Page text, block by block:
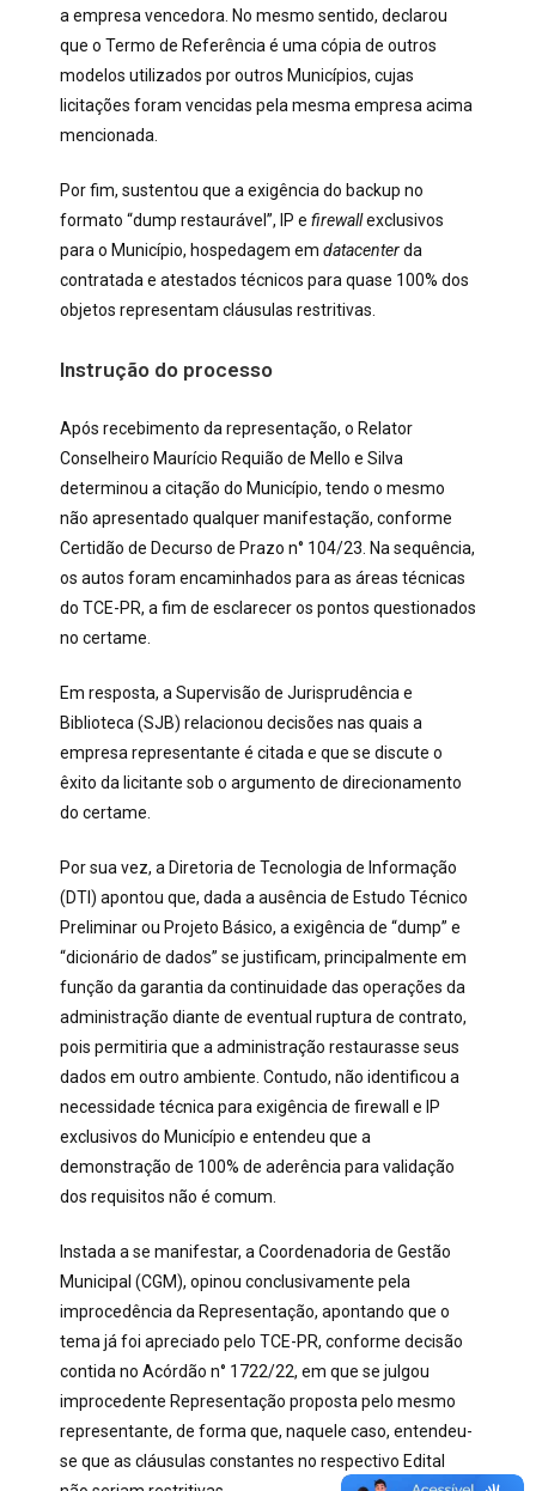
a empresa vencedora. No mesmo sentido, declarou
que o Termo de Referência é uma cópia de outros
modelos utilizados por outros Municípios, cujas
licitações foram vencidas pela mesma empresa acima
mencionada.
Por fim, sustentou que a exigência do backup no
formato “dump restaurável”, IP e firewallexclusivos
para o Município, hospedagem em datacenterda
contratada e atestados técnicos para quase 100% dos
objetos representam cláusulas restritivas.
Instrução do processo
Após recebimento da representação, o Relator
Conselheiro Maurício Requião de Mello e Silva
determinou a citação do Município, tendo o mesmo
não apresentado qualquer manifestação, conforme
Certidão de Decurso de Prazo n° 104/23. Na sequência,
os autos foram encaminhados para as áreas técnicas
do TCE-PR, a fim de esclarecer os pontos questionados
no certame.
Em resposta, a Supervisão de Jurisprudência e
Biblioteca (SJB) relacionou decisões nas quais a
empresa representante é citada e que se discute o
êxito da licitante sob o argumento de direcionamento
do certame.
Por sua vez, a Diretoria de Tecnologia de Informação
(DTI) apontou que, dada a ausência de Estudo Técnico
Preliminar ou Projeto Básico, a exigência de “dump” e
“dicionário de dados” se justificam, principalmente em
função da garantia da continuidade das operações da
administração diante de eventual ruptura de contrato,
pois permitiria que a administração restaurasse seus
dados em outro ambiente. Contudo, não identificou a
necessidade técnica para exigência de firewall e IP
exclusivos do Município e entendeu que a
demonstração de 100% de aderência para validação
dos requisitos não é comum.
Instada a se manifestar, a Coordenadoria de Gestão
Municipal (CGM), opinou conclusivamente pela
improcedência da Representação, apontando que o
tema já foi apreciado pelo TCE-PR, conforme decisão
contida no Acórdão n° 1722/22, em que se julgou
improcedente Representação proposta pelo mesmo
representante, de forma que, naquele caso, entendeu-
se que as cláusulas constantes no respectivo Edital